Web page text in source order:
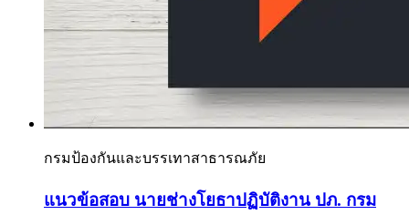
กรมป้องกันและบรรเทาสาธารณภัย
แนวข้อสอบ นายช่างโยธาปฏิบัติงาน ปภ. กรม